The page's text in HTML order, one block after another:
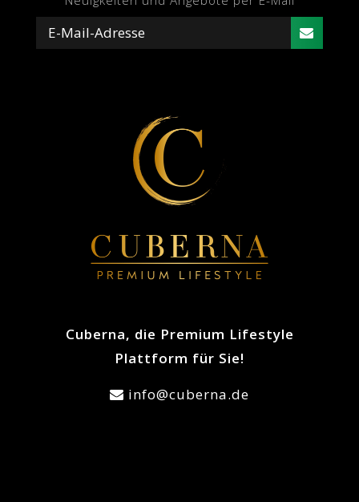
Cuberna, die Premium Lifestyle
Plattform für Sie!
info@cuberna.de